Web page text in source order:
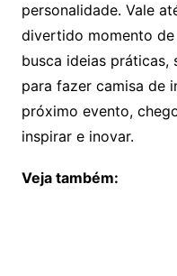
personalidade. Vale
divertido momento de
busca ideias práticas,
para fazer camisa de
próximo evento,
inspirar e inovar.
Veja também: